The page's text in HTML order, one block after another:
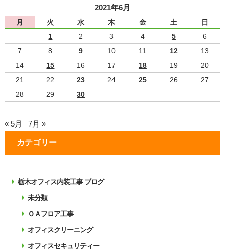
2021年6月
月 火 水 木 金 土
日
1
2 3 4 5
6
7
8 9 10 11 12
13
14
15 16 17 18 19
20
21
22 23 24 25 26
27
28
29 30
« 5月 7月 »
カテゴリー
栃木オフィス内装工事 ブログ
未分類
ＯＡフロア工事
オフィスクリーニング
オフィスセキュリティー